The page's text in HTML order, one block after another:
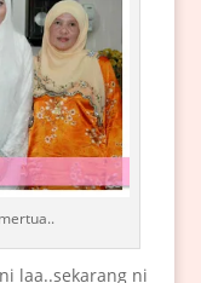
laa..sekarang ni